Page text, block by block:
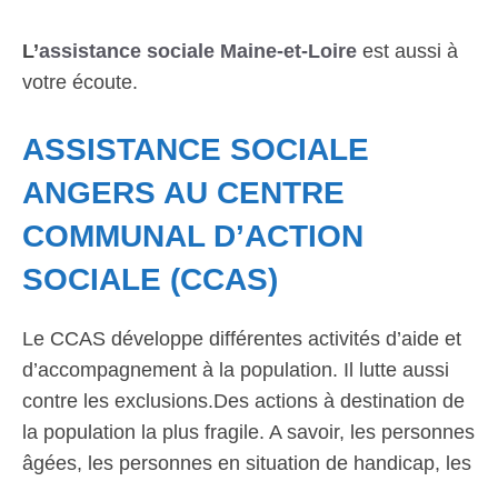
L’assistance sociale Maine-et-Loire est aussi à
votre écoute.
ASSISTANCE SOCIALE
ANGERS AU CENTRE
COMMUNAL D’ACTION
SOCIALE (CCAS)
Le CCAS développe différentes activités d’aide et
d’accompagnement à la population. Il lutte aussi
contre les exclusions.Des actions à destination de
la population la plus fragile. A savoir, les personnes
âgées, les personnes en situation de handicap, les